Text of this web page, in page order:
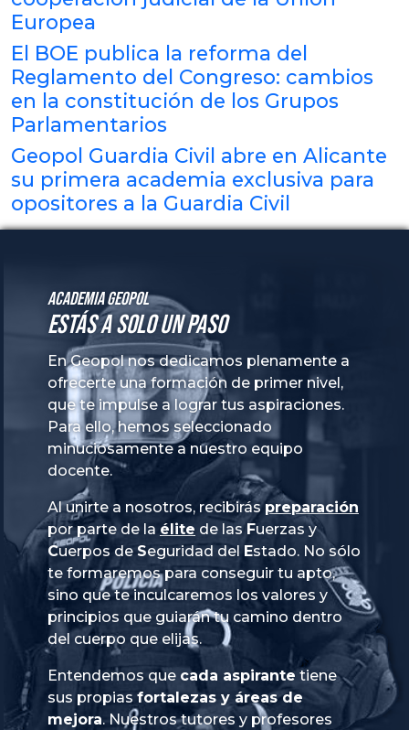
Europea
El BOE publica la reforma del
Reglamento del Congreso: cambios
en la constitución de los Grupos
Parlamentarios
Geopol Guardia Civil abre en Alicante
su primera academia exclusiva para
opositores a la Guardia Civil
Academia GeoPol
Estás a solo un paso
En Geopol nos dedicamos plenamente a
ofrecerte una formación de primer nivel,
que te impulse a lograr tus aspiraciones.
Para ello, hemos seleccionado
minuciosamente a nuestro equipo
docente.
Al unirte a nosotros, recibiráspreparación
por parte de la élite de las Fuerzas y
Cuerpos de Seguridad del Estado. No sólo
te formaremos para conseguir tu apto,
sino que te inculcaremos los valores y
principios que guiarán tu camino dentro
del cuerpo que elijas.
Entendemos que cada aspirante tiene
sus propias fortalezas y áreas de
mejora. Nuestros tutores y profesores